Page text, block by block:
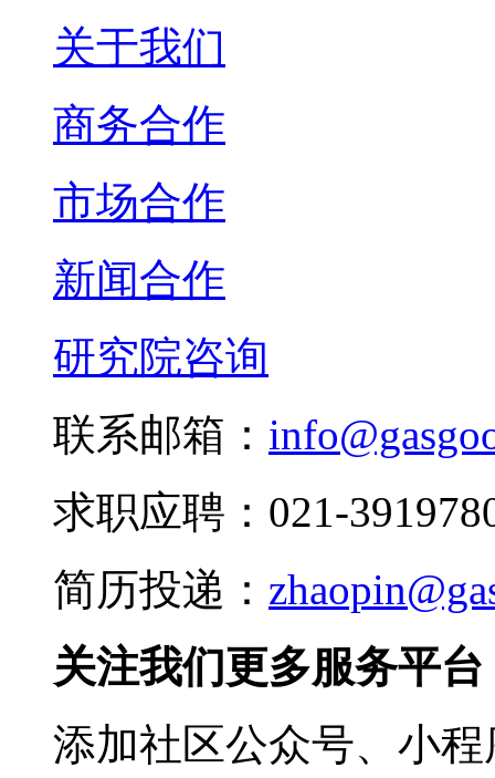
关于我们
商务合作
市场合作
新闻合作
研究院咨询
联系邮箱：
求职应聘：021-
简历投递：
关注我们更多服务平台
添加社区公众号、小